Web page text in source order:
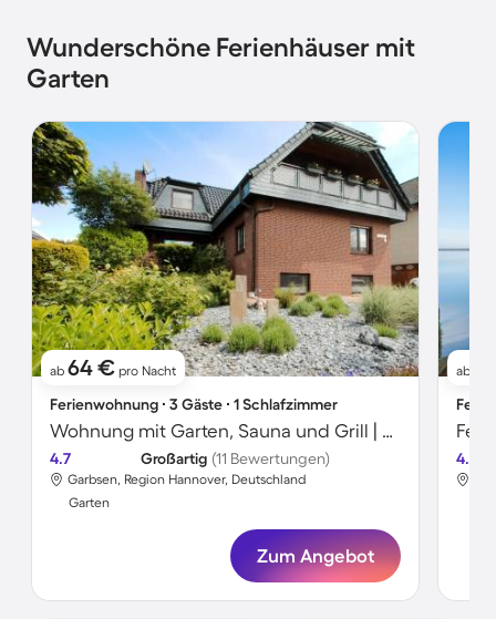
Wunderschöne Ferienhäuser mit
Garten
ab 64 € pro Nacht
Ferienwohnung ∙ 3 Gäste ∙ 1 Schlafzimmer
Wohnung mit Garten, Sauna und Grill | Gartenblick
4.7 Großartig (11 Bewertungen)
Garbsen, Region Hannover, Deutschland
Garten
Zum Angebot
ab
4.7